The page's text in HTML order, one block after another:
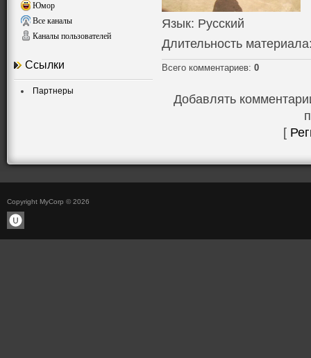
Юмор
Все каналы
Каналы пользователей
Ссылки
Партнеры
Язык: Русский
Длительность материала
Всего комментариев: 0
Добавлять
[
Copyright MyCorp © 2026